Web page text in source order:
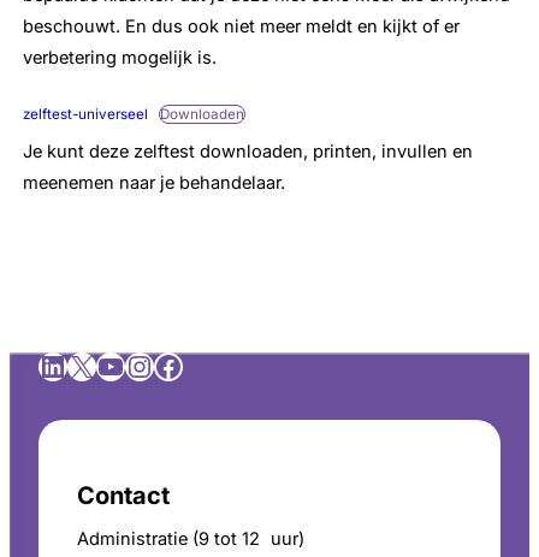
beschouwt. En dus ook niet meer meldt en kijkt of er
verbetering mogelijk is.
zelftest-universeel Downloaden
Je kunt deze zelftest downloaden, printen, invullen en
meenemen naar je behandelaar.
LinkedIn
X YouTube
Instagram
Facebook
Contact
Administratie (9 tot 12 uur)